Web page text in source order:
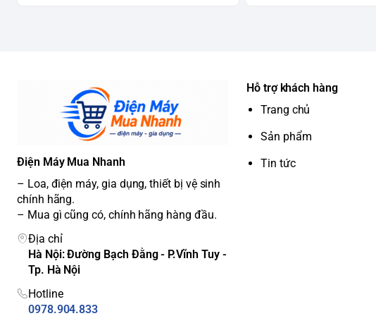
quản và trưng bày hơn.
Tủ sử dụng dàn lạnh nhôm đúc có khả năng làm lạnh ổn định, kết
lưu thông đều khắp bên trong tủ đảm bảo thực phẩm đều được tươi
0-10 độ C.
Sanaky VH-358KL sử dụng lốc máy nén Huaguang ETA130L hoạt
Chân tủ được lắp đặt 4 bánh xe chịu lực giúp việc di chuyển dễ dàng
Hình ảnh thực tế tủ mát Sanaky VH-358KL 350 lít
Điện Máy Mua Nhanh
– Loa, điện máy, gia dụng, thiết bị vệ sinh
chính hãng.
– Mua gì cũng có, chính hãng hàng đầu.
Địa chỉ
Hà Nội: Đường Bạch Đằng - P.Vĩnh Tuy -
Tp. Hà Nội
Hotline
0978.904.833
Hỗ trợ khách hàng
Trang chủ
Sản phẩm
Tin tức